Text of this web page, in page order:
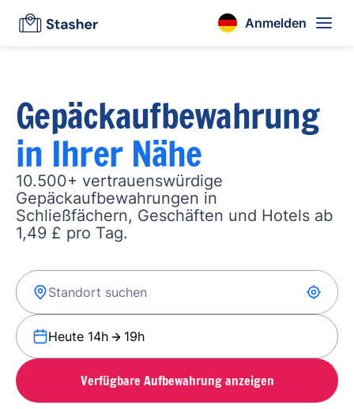
Anmelden
Gepäckaufbewahrung
in Ihrer Nähe
10.500+ vertrauenswürdige
Gepäckaufbewahrungen in
Schließfächern, Geschäften und Hotels ab
1,49 £ pro Tag.
Heute 14h 19h
Verfügbare Aufbewahrung anzeigen